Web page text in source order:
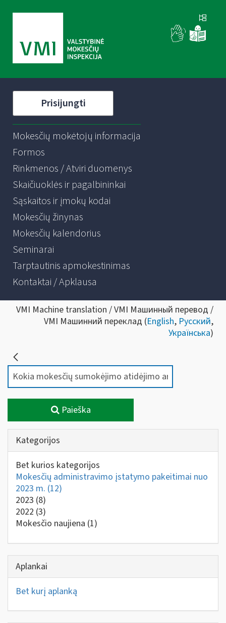
Prisijungti
Mokesčių mokėtojų informacija
Formos
Rinkmenos / Atviri duomenys
Skaičiuoklės ir pagalbininkai
Sąskaitos ir įmokų kodai
Mokesčių žinynas
Mokesčių kalendorius
Seminarai
Tarptautinis apmokestinimas
Kontaktai / Apklausa
VMI Machine translation / VMI Машинный перевод /
VMI Машинний переклад (English, Русский,
Українська)
Paieška
Kategorijos
Bet kurios kategorijos
Mokesčių administravimo įstatymo pakeitimai nuo
2023 m. (12)
2023 (8)
2022 (3)
Mokesčio naujiena (1)
Aplankai
Bet kurį aplanką